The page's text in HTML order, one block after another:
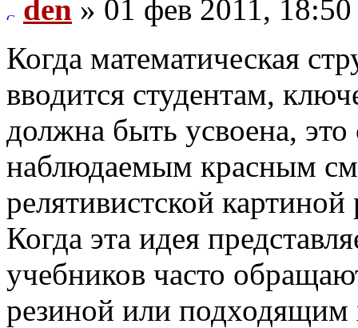
den » 01 фев 2011, 18:50
Когда математическая
вводится студентам,
должна быть усвоена,
наблюдаемым красным
релятивистской
Когда эта идея
учебников часто
резиной или подходящим